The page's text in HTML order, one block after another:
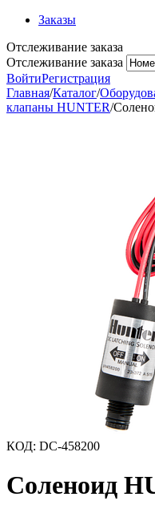
Заказы
Отслеживание заказа
Отслеживание заказа
ВойтиРегистрация
Главная/Каталог/
клапаны HUNTER/
КОД: DC-458200
Соленоид